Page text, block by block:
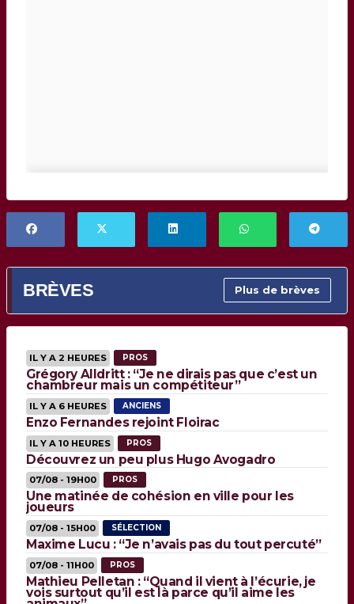
BRÈVES Plus de brèves
IL Y A 2 HEURES PROS
Grégory Alldritt : “Je ne dirais pas que c’est un
chambreur mais un compétiteur”
IL Y A 6 HEURES ANCIENS
Enzo Fernandes rejoint Floirac
IL Y A 10 HEURES PROS
Découvrez un peu plus Hugo Avogadro
07/08 - 19H00 PROS
Une matinée de cohésion en ville pour les
joueurs
07/08 - 15H00 SÉLECTION
Maxime Lucu : “Je n’avais pas du tout percuté”
07/08 - 11H00 PROS
Mathieu Pelletan : “Quand il vient à l’écurie, je
vois surtout qu’il est là parce qu’il aime les